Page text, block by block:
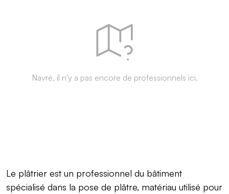
Navré, il n'y a pas encore de professionnels ici.
Le plâtrier est un professionnel du bâtiment
spécialisé dans la pose de plâtre, matériau utilisé pour